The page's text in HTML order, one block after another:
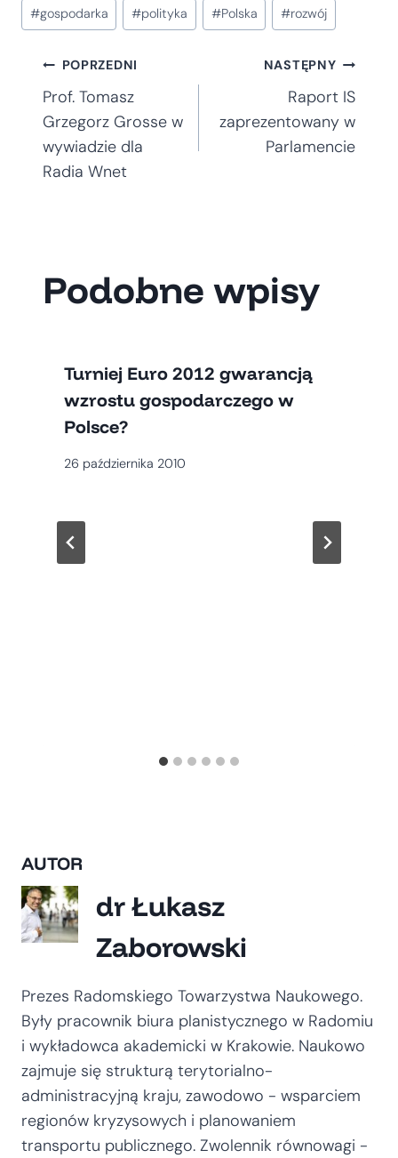
wpisu:
#gospodarka #polityka #Polska #rozwój
Nawigacja
wpisu
POPRZEDNI
Prof. Tomasz
Grzegorz Grosse w
wywiadzie dla
Radia Wnet
NASTĘPNY
Raport IS
zaprezentowany w
Parlamencie
Podobne wpisy
Turniej Euro 2012 gwarancją
wzrostu gospodarczego w
Polsce?
26 października 2010
AUTOR
dr Łukasz
Zaborowski
Prezes Radomskiego Towarzystwa Naukowego.
Były pracownik biura planistycznego w Radomiu
i wykładowca akademicki w Krakowie. Naukowo
zajmuje się strukturą terytorialno-
administracyjną kraju, zawodowo - wsparciem
regionów kryzysowych i planowaniem
transportu publicznego. Zwolennik równowagi -